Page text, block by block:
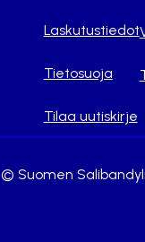
Laskutustiedot
Tietosuoja
Tilaa uutiskirje
© Suomen